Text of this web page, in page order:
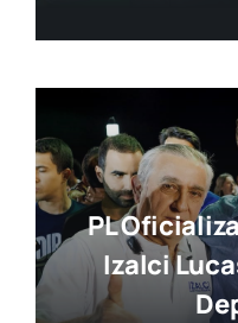
PL
Izalci